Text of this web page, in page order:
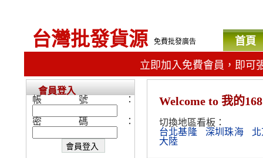
台灣批發貨源 免費批發廣告 首頁
立即加入免費會員，即可
Welcome to 我的
切換地區看板：
台北基隆
深圳珠海
大陸
會員登入
帳號：
密碼：